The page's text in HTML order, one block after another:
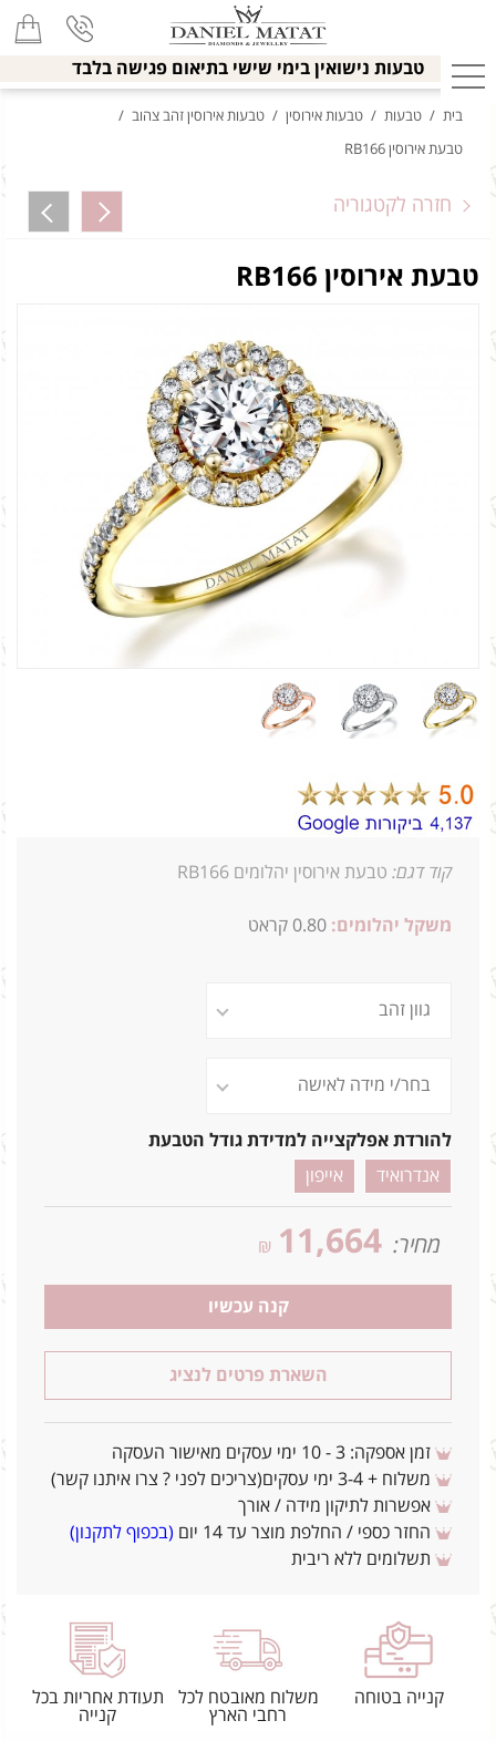
טבעות נישואין בימי שישי בתיאום פגישה בלבד
בית / טבעות / טבעות אירוסין / טבעות אירוסין זהב צהוב /
טבעת אירוסין RB166
חזרה לקטגוריה
טבעת אירוסין RB166
קוד דגם: טבעת אירוסין יהלומים RB166
משקל יהלומים: 0.80 קראט
להורדת אפלקצייה למדידת גודל הטבעת
אנדרואיד
אייפון
מחיר: 11,664
₪
קנה עכשיו
השארת פרטים לנציג
זמן אספקה: 3 - 10 ימי עסקים מאישור העסקה
משלוח + 3-4 ימי עסקים(צריכים לפני ? צרו איתנו קשר)
אפשרות לתיקון מידה / אורך
החזר כספי / החלפת מוצר עד 14 יום
(בכפוף לתקנון)
תשלומים ללא ריבית
קנייה בטוחה
משלוח מאובטח לכל
רחבי הארץ
תעודת אחריות בכל
קנייה